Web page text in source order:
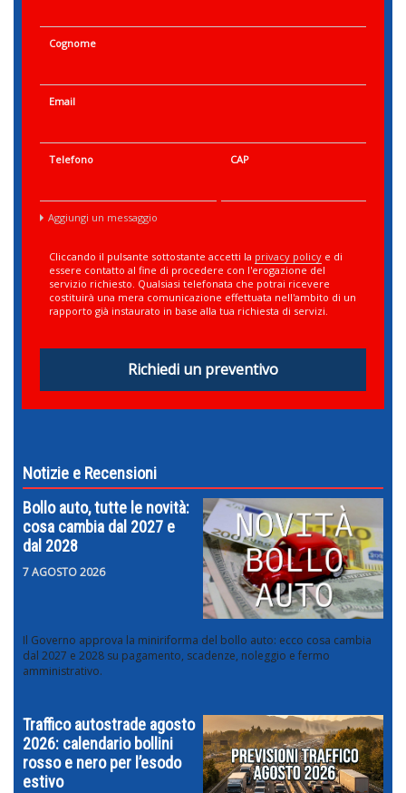
Cognome
Email
Telefono CAP
Aggiungi un messaggio
Cliccando il pulsante sottostante accetti la privacy policy e di
essere contatto al fine di procedere con l'erogazione del
servizio richiesto. Qualsiasi telefonata che potrai ricevere
costituirà una mera comunicazione effettuata nell'ambito di un
rapporto già instaurato in base alla tua richiesta di servizi.
Richiedi un preventivo
Notizie e Recensioni
Bollo auto, tutte le novità:
cosa cambia dal 2027 e
dal 2028
7 AGOSTO 2026
Il Governo approva la miniriforma del bollo auto: ecco cosa cambia
dal 2027 e 2028 su pagamento, scadenze, noleggio e fermo
amministrativo.
Traffico autostrade agosto
2026: calendario bollini
rosso e nero per l’esodo
estivo